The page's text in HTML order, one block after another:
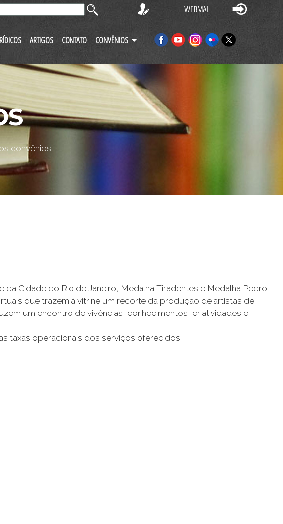
ARTIGOS CONTATO CONVÊNIOS
convênios
Cidade do Rio de Janeiro, Medalha Tiradentes e Medalha Pedro
que trazem à vitrine um recorte da produção de artistas de
um encontro de vivências, conhecimentos, criatividades e
taxas operacionais dos serviços oferecidos: